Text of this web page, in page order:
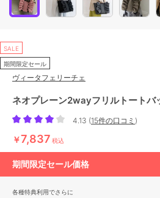
SALE
期間限定セール
ヴィータフェリーチェ
ネオプレーン2wayフリルトートバ
4.13 (15件の口コミ )
￥7,837 税込
期間限定セール価格
各種特典利用でさらに